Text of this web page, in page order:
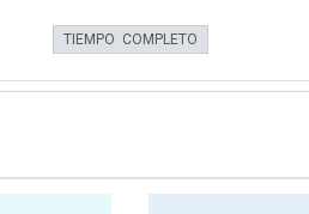
TIEMPO COMPLETO